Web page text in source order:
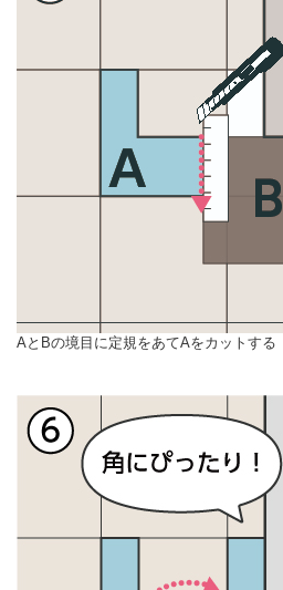
AとBの境目に定規をあてAをカットする